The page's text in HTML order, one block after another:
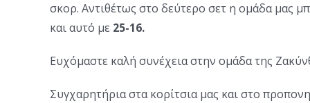
σκορ. Αντιθέτως στο δεύτερο σετ η ομάδα μας
και αυτό με 25-16.
Ευχόμαστε καλή συνέχεια στην ομάδα της
Συγχαρητήρια στα κορίτσια μας και στο